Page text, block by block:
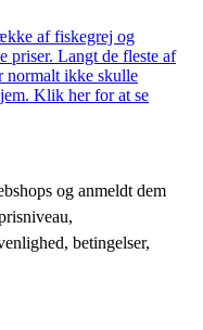
af fiskegrej og
priser. Langt de fleste af
normalt ikke skulle
Klik her for at se
og anmeldt dem
betingelser,